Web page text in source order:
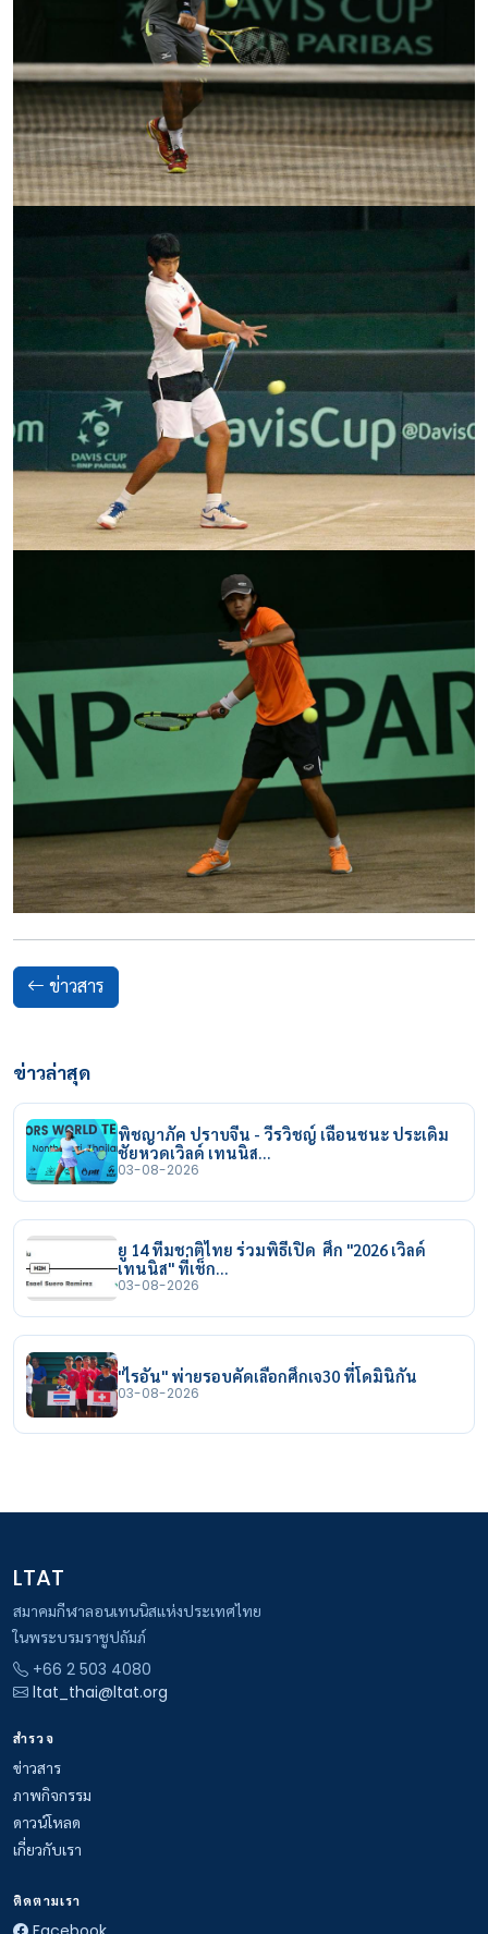
ข่าวสาร
ข่าวล่าสุด
พิชญาภัค ปราบจีน - วีรวิชญ์ เฉือนชนะ ประเดิม
ชัยหวดเวิลด์ เทนนิส…
03-08-2026
ยู 14 ทีมชาติไทย ร่วมพิธีเปิด ศึก "2026 เวิลด์
เทนนิส" ที่เช็ก…
03-08-2026
"ไรอัน" พ่ายรอบคัดเลือกศึกเจ30 ที่โดมินิกัน
03-08-2026
LTAT
สมาคมกีฬาลอนเทนนิสแห่งประเทศไทย
ในพระบรมราชูปถัมภ์
+66 2 503 4080
ltat_thai@ltat.org
สำรวจ
ข่าวสาร
ภาพกิจกรรม
ดาวน์โหลด
เกี่ยวกับเรา
ติดตามเรา